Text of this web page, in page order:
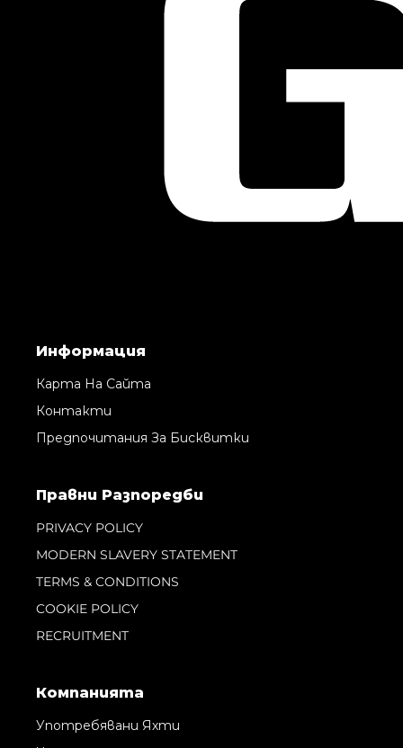
Информация
Карта На Сайта
Контакти
Предпочитания За Бисквитки
Правни Pазпоредби
PRIVACY POLICY
MODERN SLAVERY STATEMENT
TERMS & CONDITIONS
COOKIE POLICY
RECRUITMENT
Компанията
Употребявани Яхти